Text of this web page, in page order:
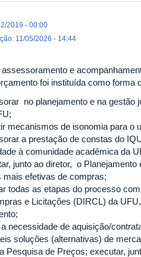
2019 - 00:00
11/05/2026 - 14:44
e
foi instituída como forma
no planejamento e na gestão
mecanismos de isonomia para o
a prestação de constas do
à comunidade acadêmica da
junto ao diretor, o
mais efetivas de compras;
todas as etapas do processo
e Licitações (DIRCL) da
necessidade de aquisição/
soluções (alternativas) de
Pesquisa de Preços; executar,